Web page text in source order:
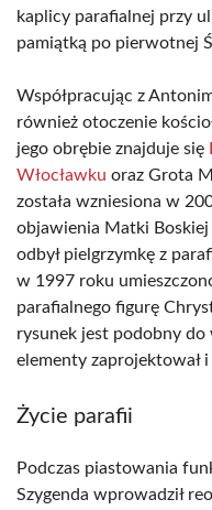
kaplicy parafialnej przy
pamiątką po pierwotnej
Współpracując z
również otoczenie
jego obrębie znajduje się
Włocławku oraz Grota
została wzniesiona w
objawienia Matki Boskiej
odbył pielgrzymkę z
w 1997 roku
parafialnego figurę
rysunek jest podobny do
elementy zaprojektował
Życie parafii
Podczas piastowania
Szygenda wprowadził